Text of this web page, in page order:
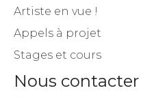
Artiste en vue !
Appels à projet
Stages et cours
Nous contacter